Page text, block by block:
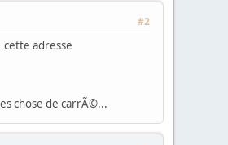
#2
adresse
chose de carrÃ©...